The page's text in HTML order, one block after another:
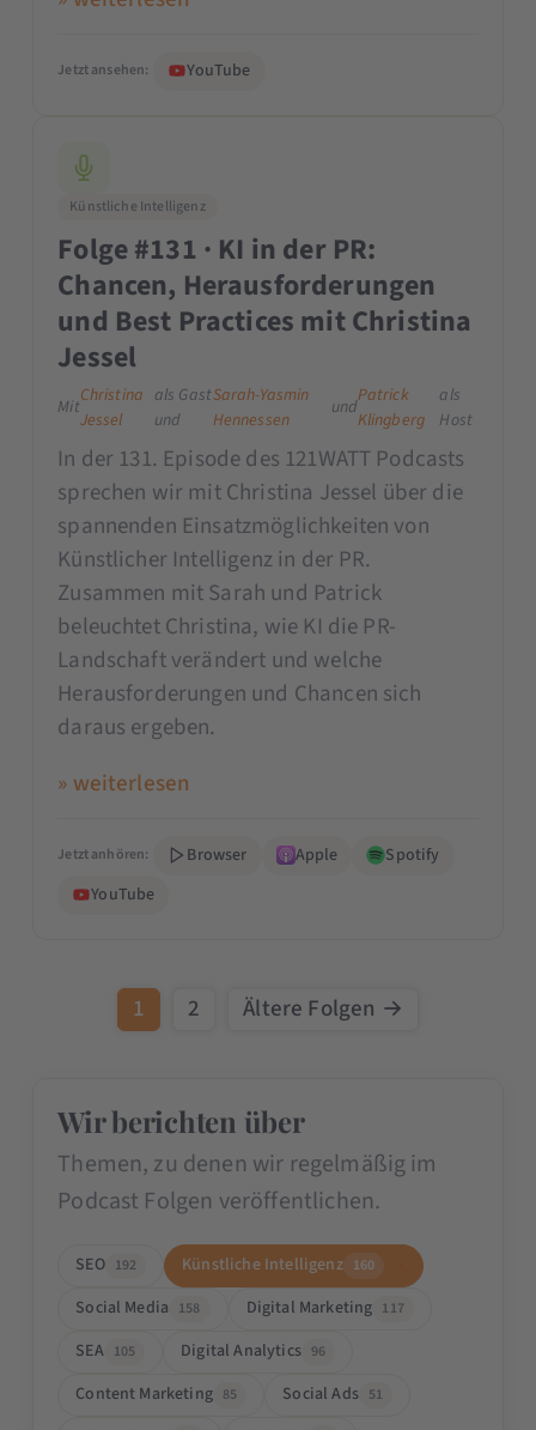
Jetzt ansehen: YouTube
Künstliche Intelligenz
Folge #131 · KI in der PR:
Chancen, Herausforderungen
und Best Practices mit Christina
Jessel
Mit
Christina
Jessel
als Gast
und
Sarah-Yasmin
Hennessen
und
Patrick
Klingberg
als
Host
In der 131. Episode des 121WATT Podcasts
sprechen wir mit Christina Jessel über die
spannenden Einsatzmöglichkeiten von
Künstlicher Intelligenz in der PR.
Zusammen mit Sarah und Patrick
beleuchtet Christina, wie KI die PR-
Landschaft verändert und welche
Herausforderungen und Chancen sich
daraus ergeben.
» weiterlesen
Jetzt anhören: Browser Apple
Spotify
YouTube
1 2 Ältere Folgen →
Wir berichten über
Themen, zu denen wir regelmäßig im
Podcast Folgen veröffentlichen.
SEO 192 Künstliche Intelligenz 160
Social Media 158 Digital Marketing 117
SEA 105 Digital Analytics 96
Content Marketing 85 Social Ads 51